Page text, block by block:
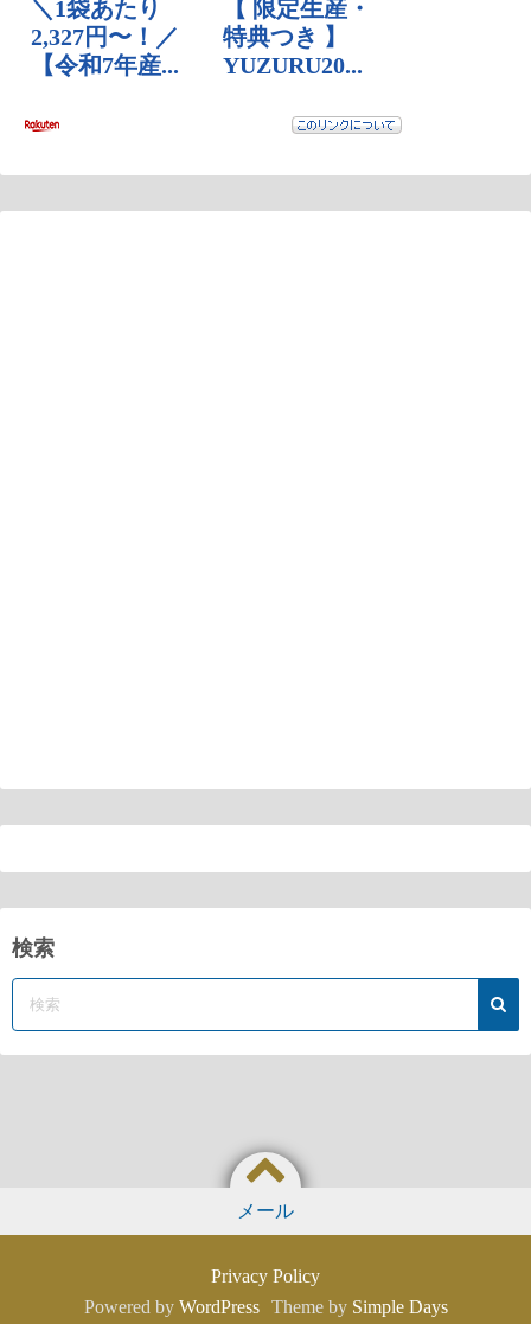
検索
メール
Privacy Policy
Powered by WordPress Theme by Simple Days